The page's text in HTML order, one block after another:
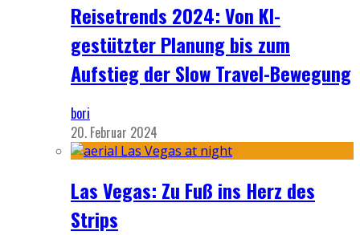
Reisetrends 2024: Von KI-
gestützter Planung bis zum
Aufstieg der Slow Travel-Bewegung
bori
20. Februar 2024
Las Vegas: Zu Fuß ins Herz des
Strips